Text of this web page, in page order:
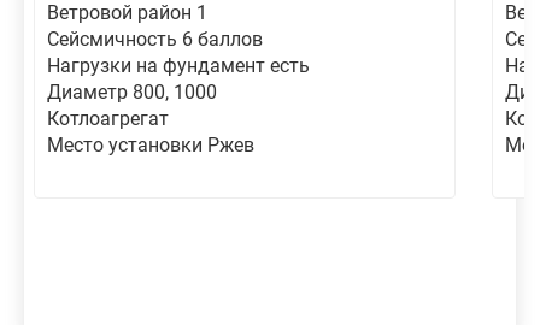
Ветровой район 1
Сейсмичность 6 баллов
Нагрузки на фундамент есть
Диаметр 800, 1000
Котлоагрегат
Место установки Ржев